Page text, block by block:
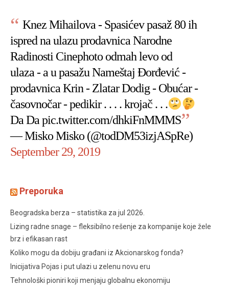
Knez Mihailova - Spasićev pasaž 80 ih
ispred na ulazu prodavnica Narodne
Radinosti Cinephoto odmah levo od
ulaza - a u pasažu Nameštaj Đorđević -
prodavnica Krin - Zlatar Dodig - Obućar -
časovnočar - pedikir . . . . krojač . . .
Da Dapic.twitter.com/dhkiFnMMMS
— Misko Misko (@todDM53izjASpRe)
September 29, 2019
Preporuka
Beogradska berza – statistika za jul 2026.
Lizing radne snage – fleksibilno rešenje za kompanije koje žele
brz i efikasan rast
Koliko mogu da dobiju građani iz Akcionarskog fonda?
Inicijativa Pojas i put ulazi u zelenu novu eru
Tehnološki pioniri koji menjaju globalnu ekonomiju